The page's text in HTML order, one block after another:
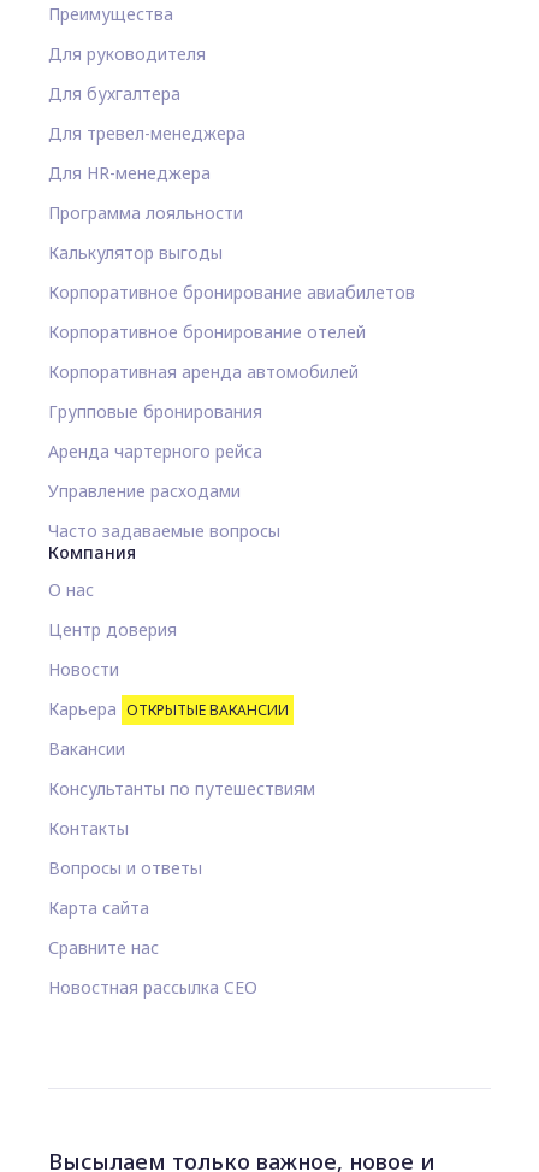
Преимущества
Для руководителя
Для бухгалтера
Для тревел-менеджера
Для HR-менеджера
Программа лояльности
Калькулятор выгоды
Корпоративное бронирование авиабилетов
Корпоративное бронирование отелей
Корпоративная аренда автомобилей
Групповые бронирования
Аренда чартерного рейса
Управление расходами
Часто задаваемые вопросы
Компания
О нас
Центр доверия
Новости
Карьера ОТКРЫТЫЕ ВАКАНСИИ
Вакансии
Консультанты по путешествиям
Контакты
Вопросы и ответы
Карта сайта
Сравните нас
Новостная рассылка CEO
Высылаем только важное, новое и